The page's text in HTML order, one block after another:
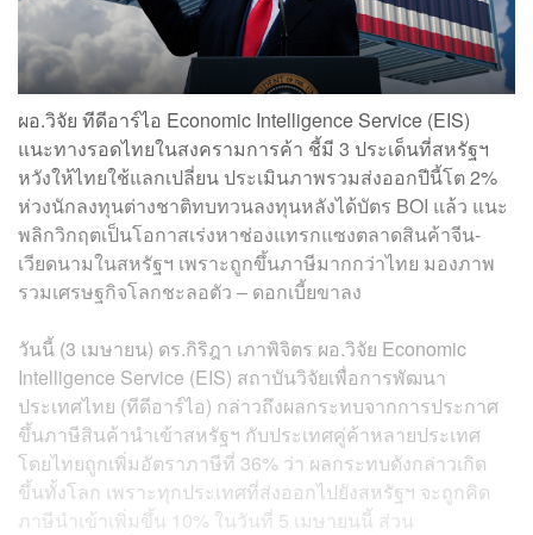
ผอ.วิจัย ทีดีอาร์ไอ Economic Intelligence Service (EIS)
แนะทางรอดไทยในสงครามการค้า ชี้มี 3 ประเด็นที่สหรัฐฯ
หวังให้ไทยใช้แลกเปลี่ยน ประเมินภาพรวมส่งออกปีนี้โต 2%
ห่วงนักลงทุนต่างชาติทบทวนลงทุนหลังได้บัตร BOI แล้ว แนะ
พลิกวิกฤตเป็นโอกาสเร่งหาช่องแทรกแซงตลาดสินค้าจีน-
เวียดนามในสหรัฐฯ เพราะถูกขึ้นภาษีมากกว่าไทย มองภาพ
รวมเศรษฐกิจโลกชะลอตัว – ดอกเบี้ยขาลง
วันนี้ (3 เมษายน) ดร.กิริฎา เภาพิจิตร ผอ.วิจัย Economic
Intelligence Service (EIS) สถาบันวิจัยเพื่อการพัฒนา
ประเทศไทย (ทีดีอาร์ไอ) กล่าวถึงผลกระทบจากการประกาศ
ขึ้นภาษีสินค้านำเข้าสหรัฐฯ กับประเทศคู่ค้าหลายประเทศ
โดยไทยถูกเพิ่มอัตราภาษีที่ 36% ว่า ผลกระทบดังกล่าวเกิด
ขึ้นทั้งโลก เพราะทุกประเทศที่ส่งออกไปยังสหรัฐฯ จะถูกคิด
ภาษีนำเข้าเพิ่มขึ้น 10% ในวันที่ 5 เมษายนนี้ ส่วน